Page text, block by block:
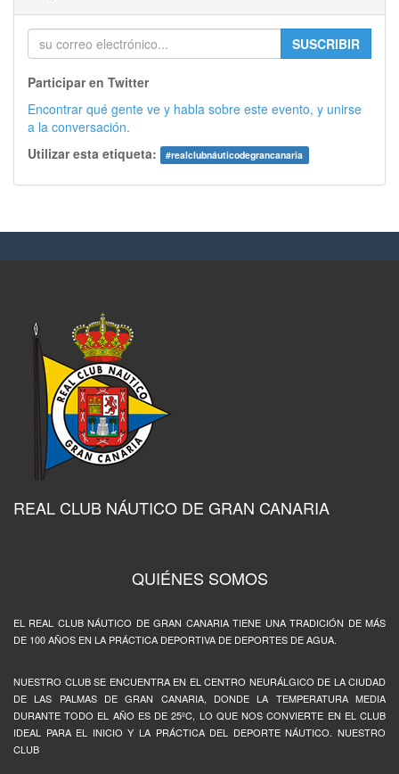
SUSCRIBIR
Participar en Twitter
Encontrar qué gente ve y habla sobre este evento, y unirse
a la conversación.
Utilizar esta etiqueta:
#realclubnáuticodegrancanaria
REAL CLUB NÁUTICO DE GRAN CANARIA
QUIÉNES SOMOS
EL REAL CLUB NÁUTICO DE GRAN CANARIA TIENE UNA TRADICIÓN DE MÁS
DE 100 AÑOS EN LA PRÁCTICA DEPORTIVA DE DEPORTES DE AGUA.
NUESTRO CLUB SE ENCUENTRA EN EL CENTRO NEURÁLGICO DE LA CIUDAD
DE LAS PALMAS DE GRAN CANARIA, DONDE LA TEMPERATURA MEDIA
DURANTE TODO EL AÑO ES DE 25ºC, LO QUE NOS CONVIERTE EN EL CLUB
IDEAL PARA EL INICIO Y LA PRÁCTICA DEL DEPORTE NÁUTICO. NUESTRO
CLUB